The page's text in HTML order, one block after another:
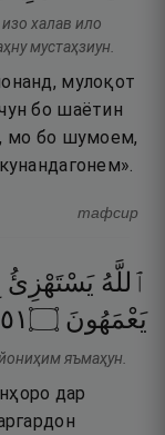
халав ило
мустаҳзиун.
мулоқот
бо шаётин
мо бо шумоем,
тафсир
ٱللَّهُ يَسْتَهْزِئُ
يَعْمَهُونَ ۝١٥
яъмаҳун.
дар